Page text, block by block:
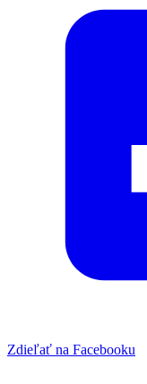
Zdieľať na Facebooku